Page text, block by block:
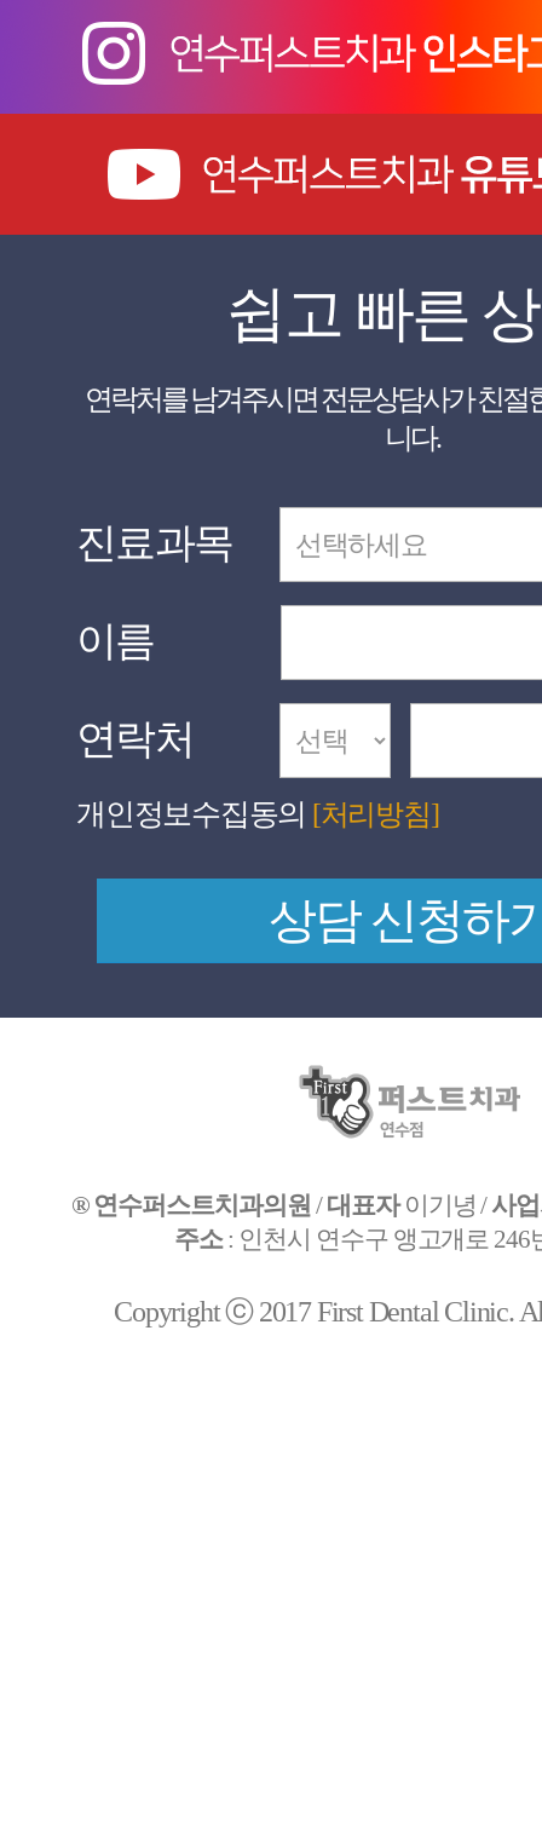
쉽고 빠른
니다.
진료과목
이름
연락처
개인정보수집동의 [처리방침]
® 연수퍼스트치과의원 /대표자이기녕 /사
주소: 인천시 연수구 앵고개로 246
Copyright ⓒ 2017 First Dental Clinic.